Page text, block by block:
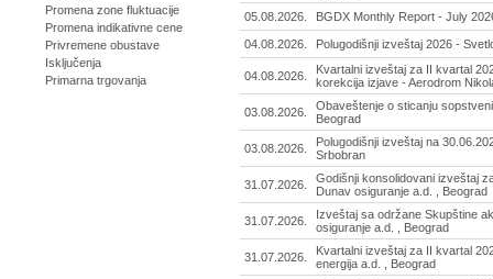
Promena zone fluktuacije
Promena indikativne cene
Privremene obustave
Isključenja
Primarna trgovanja
05.08.2026.
BGDX Monthly Report - July
04.08.2026. Polugodišnji izveštaj 2026 -
04.08.2026.
Kvartalni izveštaj za II kvartal
korekcija izjave - Aerodrom
03.08.2026.
Obaveštenje o sticanju
Beograd
03.08.2026.
Polugodišnji izveštaj na
Srbobran
31.07.2026.
Godišnji konsolidovani izveštaj
Dunav osiguranje a.d. , Beograd
31.07.2026.
Izveštaj sa održane Skupštine
osiguranje a.d. , Beograd
31.07.2026.
Kvartalni izveštaj za II kvartal
energija a.d. , Beograd